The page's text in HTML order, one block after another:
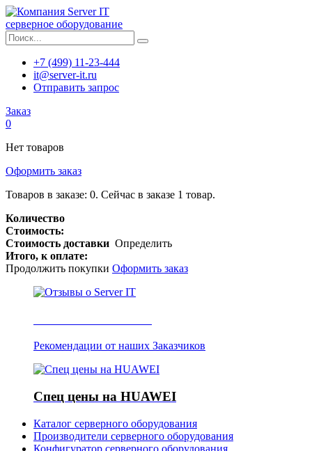
серверное оборудование
+7 (499) 11-23-444
it@server-it.ru
Отправить запрос
Заказ
0
Нет товаров
Оформить заказ
Товаров в заказе: 0. Сейчас в заказе 1 товар.
Количество
Стоимость:
Стоимость доставки Определить
Итого, к оплате:
Продолжить покупки Оформить заказ
Рекомендации от наших Заказчиков
Спец цены на HUAWEI
Каталог серверного оборудования
Производители серверного оборудования
Конфигуратор серверного оборудования